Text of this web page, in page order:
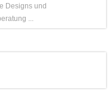
Designs und
...